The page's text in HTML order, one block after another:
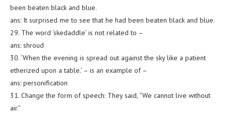
been beaten black and blue.
ans: It surprised me to see that he had been beaten black and blue.
29. The word ‘skedaddle’ is not related to –
ans: shroud
30. ‘When the evening is spread out against the sky like a patient
etherized upon a table.’ – is an example of –
ans: personification
31. Change the form of speech: They said, “We cannot live without
air.”